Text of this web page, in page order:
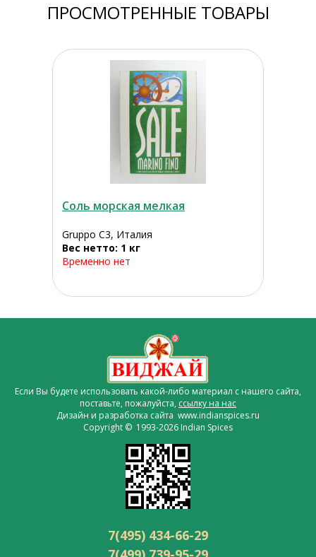
ПРОСМОТРЕННЫЕ ТОВАРЫ
Соль морская мелкая
Gruppo C3, Италия
Вес нетто: 1 кг
Временно нет
Если Вы будете использовать какой-либо материал с нашего сайта,
поставьте, пожалуйста, ссылку на нас
Дизайн и разработка сайта www.indianspices.ru
Copyright © 1993-2026 Indian Spices
7(495) 434-66-29